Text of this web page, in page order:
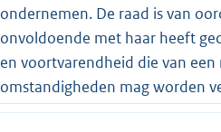
ondernemen. De raad is van
onvoldoende met haar heeft
en voortvarendheid die van
omstandigheden mag worden